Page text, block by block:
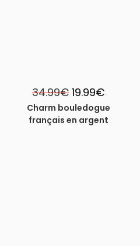
34.99€ Le
prix
initial
était :
34.99€.
19.99€Le
prix
actuel
est :
19.99€.
Charm bouledogue
français en argent